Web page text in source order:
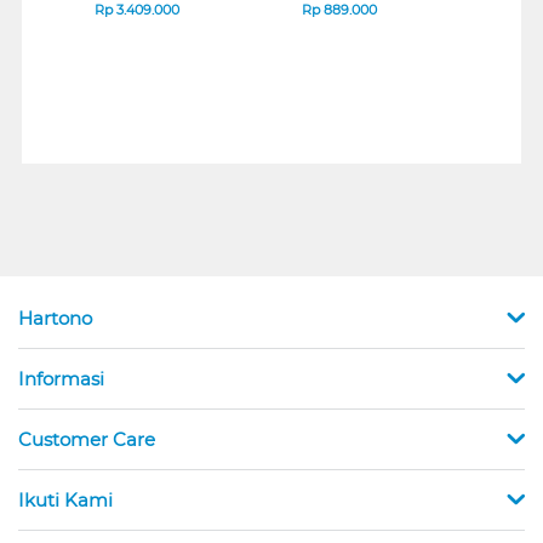
B_G3
Rp3.409.000
SERIES
Rp889.000
Hartono
Informasi
Customer Care
Ikuti Kami